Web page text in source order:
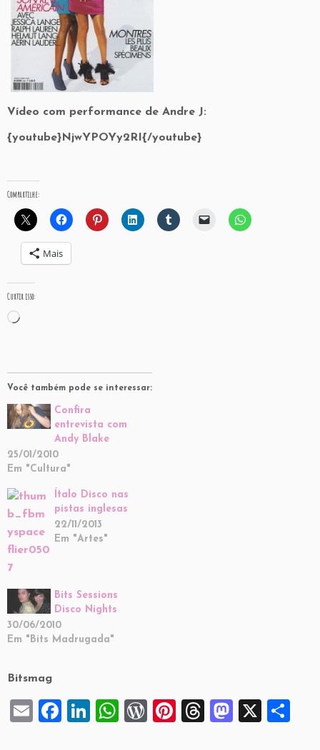
Vídeo com performance de Andre J:
{youtube}NjwYPOYy2RI{/youtube}
Compartilhe:
Mais
Curtir isso:
Carregando...
Você também pode se interessar:
Confira
entrevista com
Andy Blake
25/01/2010
Em "Cultura"
Ítalo Disco nas
pistas inglesas
22/11/2013
Em "Artes"
Bits Sessions
Disco Nights
30/06/2010
Em "Bits Madrugada"
Bitsmag
E
F
Li
W W
Pi
T
M
X